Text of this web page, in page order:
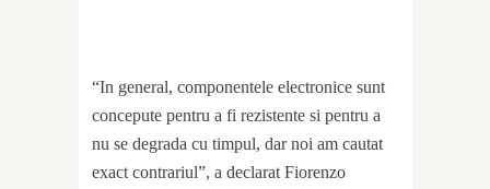
“In general, componentele electronice sunt
concepute pentru a fi rezistente si pentru a
nu se degrada cu timpul, dar noi am cautat
exact contrariul”, a declarat Fiorenzo